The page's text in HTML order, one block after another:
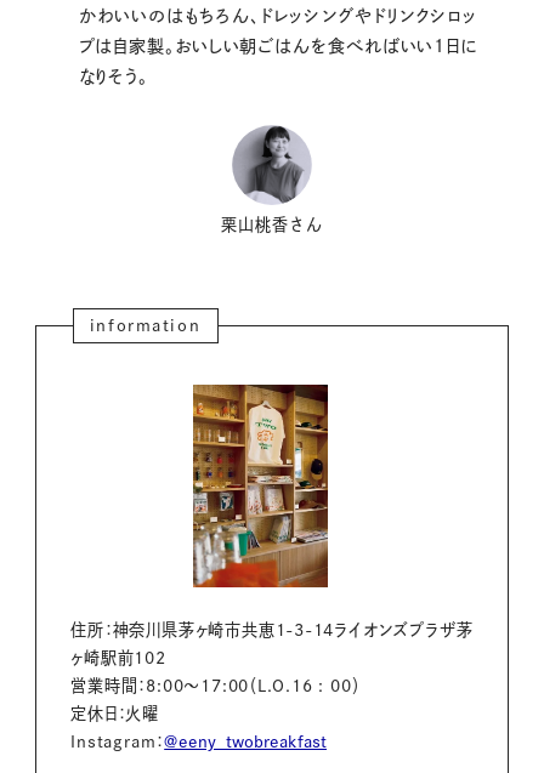
かわいいのはもちろん、ドレッシングやドリンクシロッ
プは自家製。おいしい朝ごはんを食べればいい1日に
なりそう。
栗山桃香さん
information
住所：神奈川県茅ヶ崎市共恵1-3-14ライオンズプラザ茅
ヶ崎駅前102
営業時間：8:00～17:00（L.O.16 : 00）
定休日：火曜
Instagram：@eeny_twobreakfast